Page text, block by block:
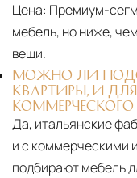
Цена: Премиум-
мебель, но ниже,
вещи.
МОЖНО ЛИ
КВАРТИРЫ, И
КОММЕРЧЕСКОГО
Да, итальянские
и с коммерческими
подбирают мебель